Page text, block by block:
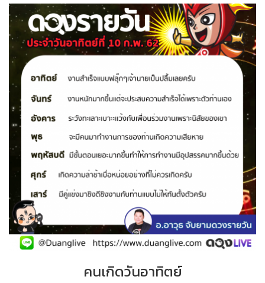
คนเกิดวันอาทิตย์